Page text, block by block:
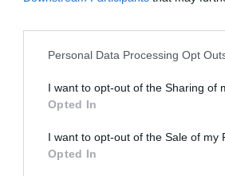
Personal Data Processing Opt
I want to opt-out of the Sharing of
Opted In
I want to opt-out of the Sale of my
Opted In